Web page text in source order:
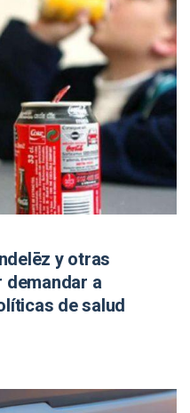
y otras
demandar a
de salud